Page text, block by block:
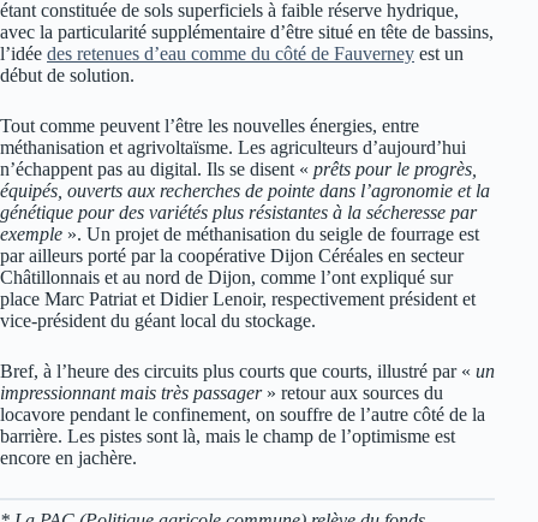
étant constituée de sols superficiels à faible réserve hydrique,
avec la particularité supplémentaire d’être situé en tête de bassins,
l’idée des retenues d’eau comme du côté de Fauverney est un
début de solution.
Tout comme peuvent l’être les nouvelles énergies, entre
méthanisation et agrivoltaïsme. Les agriculteurs d’aujourd’hui
n’échappent pas au digital. Ils se disent « prêts pour le progrès,
équipés, ouverts aux recherches de pointe dans l’agronomie et la
génétique pour des variétés plus résistantes à la sécheresse par
exemple ». Un projet de méthanisation du seigle de fourrage est
par ailleurs porté par la coopérative Dijon Céréales en secteur
Châtillonnais et au nord de Dijon, comme l’ont expliqué sur
place Marc Patriat et Didier Lenoir, respectivement président et
vice-président du géant local du stockage.
Bref, à l’heure des circuits plus courts que courts, illustré par « un
impressionnant mais très passager» retour aux sources du
locavore pendant le confinement, on souffre de l’autre côté de la
barrière. Les pistes sont là, mais le champ de l’optimisme est
encore en jachère.